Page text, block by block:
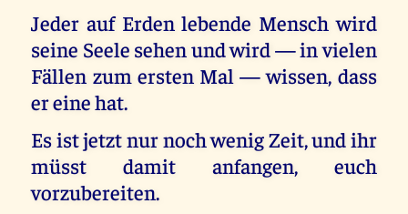
Jeder auf Erden lebende Mensch wird
seine Seele sehen und wird — in vielen
Fällen zum ersten Mal — wissen, dass
er eine hat.
Es ist jetzt nur noch wenig Zeit, und ihr
müsst damit anfangen, euch
vorzubereiten.